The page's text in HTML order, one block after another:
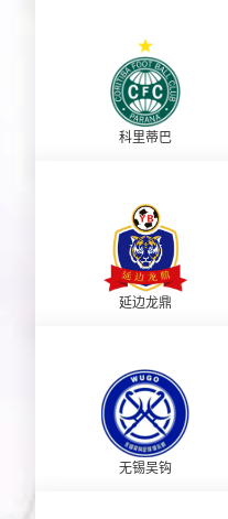
科里蒂巴
延边龙鼎
无锡吴钩